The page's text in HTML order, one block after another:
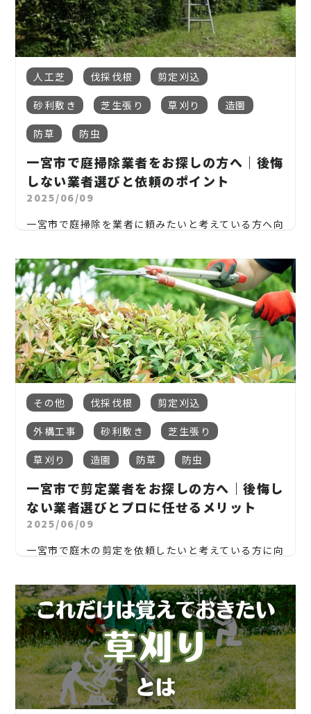
1. 一宮市で庭の雑草が多くなる理由とは？
愛知県一宮市は、比較的温暖で日照時間が長い地域
です。加えて梅雨時期や夏場の降雨もあるため、雑草
にとっては理想的な成長環境。以下のような条件が揃
っていると、庭はすぐに雑草でいっぱいになります。
土壌が柔らかい（耕してある庭・花壇）
日当たりがよい
人の出入りが少ない（踏み固められない）
水はけが良すぎて保湿がない（逆に雑草が根を張り
やすい）
から種が飛んでくるケースも多く、対策を講じていな
いと常に雑草との戦いです。
2. 雑草対策の種類と特徴
（1）防草シートを敷く
防草シートは、日光を遮って雑草の成長を抑制する優
れた資材です。
メリット：施工後すぐに効果を感じられる／長期間
効果が続く
デメリット：シートが破れると再施工が必要／見た
目の工夫が必要
砂利と併用することで見た目も美しくなり、人気の方
法です。
（2）砂利敷き
が生えにくくなります。
にもなる
デメリット：コストがやや高め／雑草が少し生える
こともある
一宮市のように庭が広い住宅地では、コストと効果
のバランスをとりながら砂利敷きが多く採用されて
います。
庭に生い茂る木。
「伸びすぎて手に負えない…」
「台風で倒れそうで心配」
愛知県一宮市でも、こうした「庭木の伐採」に関す
る相談が年々増えています。
この記事では、
業者に依頼するメリットと費用の目安
一宮市でおすすめの伐採業者の選び方
などをわかりやすく解説します。
1. なぜ庭木の伐採が必要なのか？一宮市で増えるご
相談とは
一宮市は住宅街が広がる一方、敷地の広い家や古い
邸宅も多く、長年放置された庭木が問題になるケース
が増えています。
よくある相談内容：
台風や大雨で倒木のリスク
隣の敷地に枝や葉が越境
外観が荒れ、資産価値の低下
特に夏場～秋にかけては、クスノキ・マツ・モミジ
などの落ち葉や毛虫被害も報告されています。
一宮市ではこうした相談が多く、早めの伐採や剪定
が勧められています。
人工芝 伐採伐根 剪定刈込
砂利敷き 芝生張り 草刈り 造園
防草 防虫
一宮市で庭掃除業者をお探しの方へ｜後悔
しない業者選びと依頼のポイント
2025/06/09
一宮市で庭掃除を業者に頼みたいと考えている方へ向
この記事では「庭掃除業者を選ぶポイント」「依頼
前に確認すべきこと」「費用相場」「信頼できる業者
の見分け方」などを詳しく解説します。
庭掃除のプロに依頼することで、手間や時間の節約に
なるだけでなく、美しい景観を保つことにもつながり
ます。
1. 一宮市で庭掃除業者に依頼するメリットとは？
庭の手入れは、雑草の除去・落ち葉の清掃・剪定・
伐採など、多くの作業が伴います。忙しい日々の中で
これらを一人でこなすのは難しいもの。業者に依頼
することで、手間を省きつつ効率的に庭を整えること
ができます。
■ プロの技術による美しい仕上がり
植栽や庭木の剪定、除草などは専門的な知識と技術
その他 伐採伐根 剪定刈込
外構工事 砂利敷き 芝生張り
草刈り 造園 防草 防虫
一宮市で剪定業者をお探しの方へ｜後悔し
ない業者選びとプロに任せるメリット
2025/06/09
一宮市で庭木の剪定を依頼したいと考えている方に向
この記事では「剪定の基礎知識」「業者に依頼する
メリット」「失敗しない剪定業者の選び方」「費用
相場」「おすすめの地元業者」などを詳しく解説し
ます。
庭木の健康と景観の美しさを保つためには、正しい
知識と信頼できるプロの力が欠かせません。